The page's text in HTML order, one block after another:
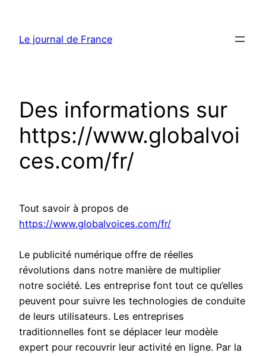
contenu
Le journal de France
Des informations sur
https://www.globalvoi
ces.com/fr/
Tout savoir à propos de
https://www.globalvoices.com/fr/
Le publicité numérique offre de réelles
révolutions dans notre manière de multiplier
notre société. Les entreprise font tout ce qu’elles
peuvent pour suivre les technologies de conduite
de leurs utilisateurs. Les entreprises
traditionnelles font se déplacer leur modèle
expert pour recouvrir leur activité en ligne. Par la